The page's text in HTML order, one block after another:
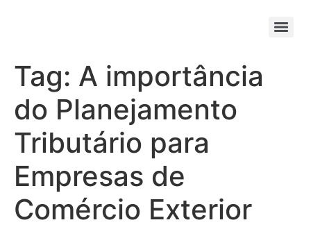
Tag: A importância
do Planejamento
Tributário para
Empresas de
Comércio Exterior